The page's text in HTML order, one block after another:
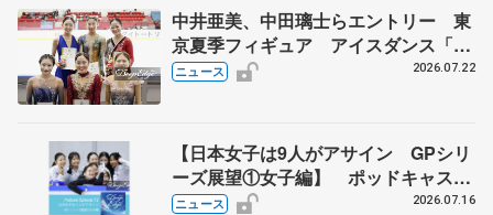
中井亜美、中田璃士らエントリー 東
京夏季フィギュア アイスダンス「か
ほゆう」や矢島榛乃、北村凌大組も
ニュース 2026.07.22
【日本女子は9人がアサイン GPシリ
ーズ展望①女子編】 ポッドキャスト
#72を配信
ニュース 2026.07.16